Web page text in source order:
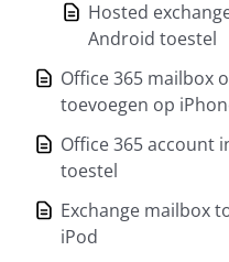
Hosted
Android toestel
Office 365 mailbox
toevoegen op
Office 365 account
toestel
Exchange mailbox
iPod